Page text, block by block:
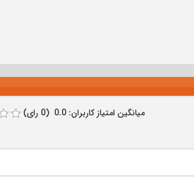
میانگین امتیاز کاربران: 0.0 (0 رای)